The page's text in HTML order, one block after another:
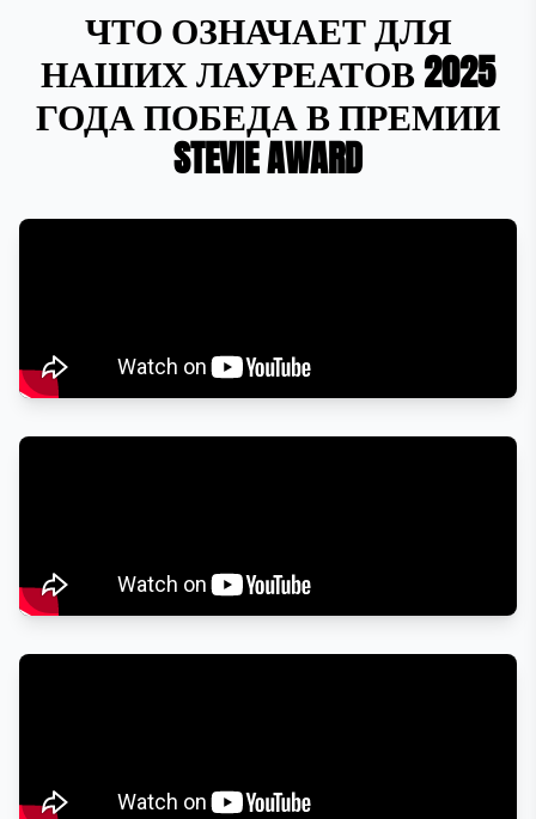
ЧТО ОЗНАЧАЕТ ДЛЯ
НАШИХ ЛАУРЕАТОВ 2025
ГОДА ПОБЕДА В ПРЕМИИ
STEVIE AWARD